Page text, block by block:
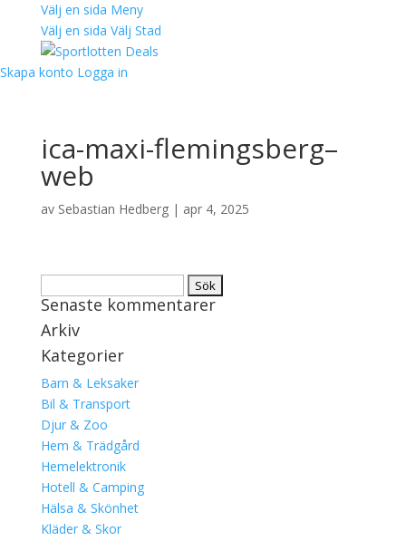
Välj en sida Meny
Välj en sida Välj Stad
Skapa konto Logga in
ica-maxi-flemingsberg–
web
av Sebastian Hedberg| apr 4, 2025
efter:
Senaste kommentarer
Arkiv
Kategorier
Barn & Leksaker
Bil & Transport
Djur & Zoo
Hem & Trädgård
Hemelektronik
Hotell & Camping
Hälsa & Skönhet
Kläder & Skor